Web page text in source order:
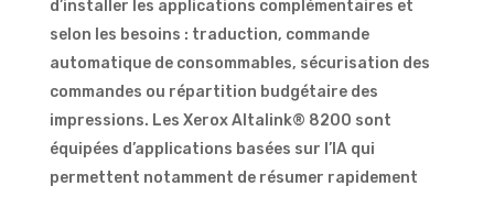
d’installer les applications complémentaires et
selon les besoins : traduction, commande
automatique de consommables, sécurisation des
commandes ou répartition budgétaire des
impressions. Les Xerox Altalink® 8200 sont
équipées d’applications basées sur l’IA qui
permettent notamment de résumer rapidement